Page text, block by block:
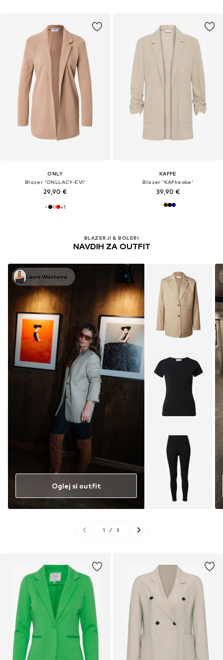
ONLY
Blazer 'ONLLACY-EVI'
29,90 €
+1
BLAZERJI & BOLERI
NAVDIH ZA OUTFIT
Laura Wontorra
Oglej si outfit
1 / 3
KAFFE
Blazer 'KAPheobe'
39,90 €